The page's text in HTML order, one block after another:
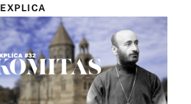
EXPLICA